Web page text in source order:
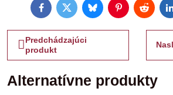
FacebookTwitterBlueskyPinterestReddit
Predchádzajúci
produkt
Alternatívne produkty